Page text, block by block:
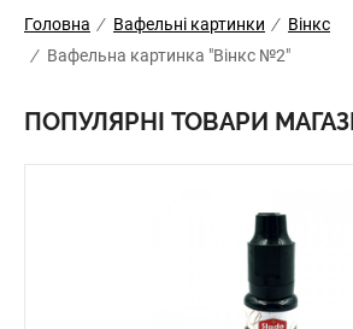
Головна / Вафельні картинки / Вінкс
/ Вафельна картинка "Вінкс №2"
ПОПУЛЯРНІ ТОВАРИ